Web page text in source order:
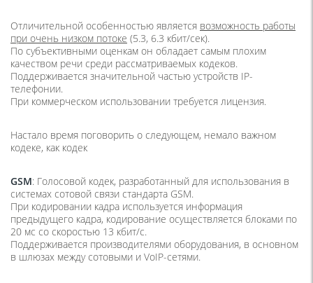
Отличительной особенностью является возможность работы
при очень низком потоке (5.3, 6.3 кбит/сек).
По субъективными оценкам он обладает самым плохим
качеством речи среди рассматриваемых кодеков.
Поддерживается значительной частью устройств IP-
телефонии.
При коммерческом использовании требуется лицензия.
Настало время поговорить о следующем, немало важном
кодеке, как кодек
GSM: Голосовой кодек, разработанный для использования в
системах сотовой связи стандарта GSM.
При кодировании кадра используется информация
предыдущего кадра, кодирование осуществляется блоками по
20 мс со скоростью 13 кбит/с.
Поддерживается производителями оборудования, в основном
в шлюзах между сотовыми и VoIP-сетями.